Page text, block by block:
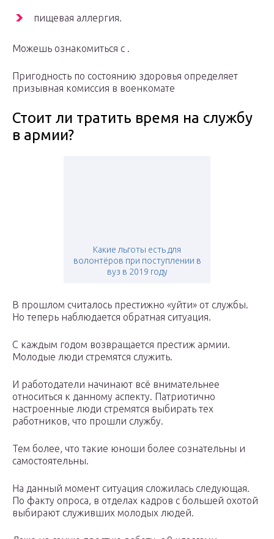
пищевая аллергия.
Можешь ознакомиться с .
Пригодность по состоянию здоровья определяет
призывная комиссия в военкомате
Стоит ли тратить время на службу
в армии?
Какие льготы есть для
волонтёров при поступлении в
вуз в 2019 году
В прошлом считалось престижно «уйти» от службы.
Но теперь наблюдается обратная ситуация.
С каждым годом возвращается престиж армии.
Молодые люди стремятся служить.
И работодатели начинают всё внимательнее
относиться к данному аспекту. Патриотично
настроенные люди стремятся выбирать тех
работников, что прошли службу.
Тем более, что такие юноши более сознательны и
самостоятельны.
На данный момент ситуация сложилась следующая.
По факту опроса, в отделах кадров с большей охотой
выбирают служивших молодых людей.